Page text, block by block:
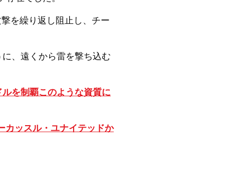
を繰り返し阻止し、チー
、遠くから雷を撃ち込む
を制覇このような資質に
カッスル・ユナイテッドか